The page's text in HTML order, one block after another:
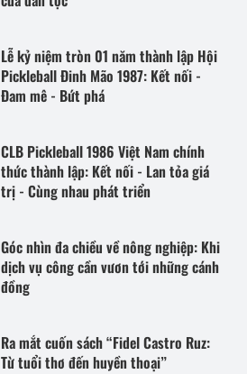
Lễ kỷ niệm tròn 01 năm thành lập Hội
Pickleball Đinh Mão 1987: Kết nối -
Đam mê - Bứt phá
CLB Pickleball 1986 Việt Nam chính
thức thành lập: Kết nối - Lan tỏa giá
trị - Cùng nhau phát triển
Góc nhìn đa chiều về nông nghiệp: Khi
dịch vụ công cần vươn tới những cánh
đồng
Ra mắt cuốn sách “Fidel Castro Ruz:
Từ tuổi thơ đến huyền thoại”